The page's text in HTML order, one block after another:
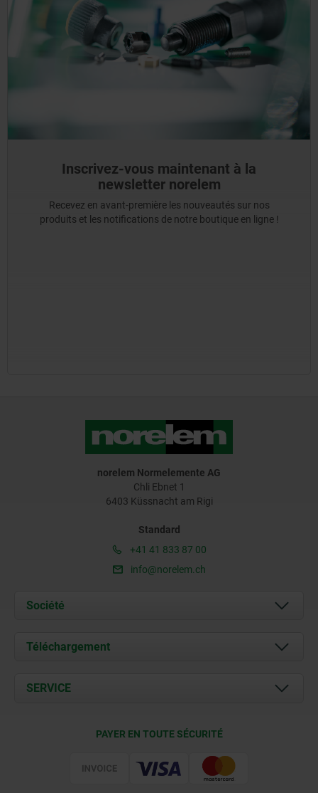
Inscrivez-vous maintenant à la
newsletter norelem
Recevez en avant-première les nouveautés sur nos
produits et les notifications de notre boutique en ligne !
norelem Normelemente AG
Chli Ebnet 1
6403 Küssnacht am Rigi
Standard
+41 41 833 87 00
info@norelem.ch
Société
À propos de nous
Contact
Téléchargement
Documents
SERVICE
PAYER EN TOUTE SÉCURITÉ